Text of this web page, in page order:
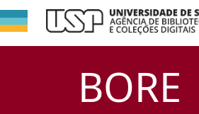
BORE
Busca no
DSpace/Manakin +